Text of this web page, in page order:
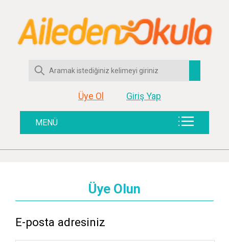
Üye Ol Giriş Yap
MENÜ
Üye Olun
E-posta adresiniz